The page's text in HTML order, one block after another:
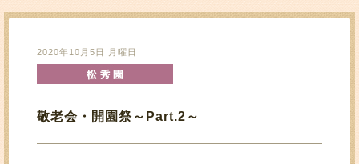
2020年10月5日 月曜日
敬老会・開園祭～Part.2～